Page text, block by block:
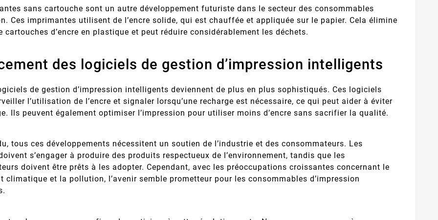
sans cartouche sont un autre développement futuriste dans le secteur des consommables
Ces imprimantes utilisent de l’encre solide, qui est chauffée et appliquée sur le papier. Cela élimine
cartouches d’encre en plastique et peut réduire considérablement les déchets.
des logiciels de gestion d’impression intelligents
de gestion d’impression intelligents deviennent de plus en plus sophistiqués. Ces logiciels
l’utilisation de l’encre et signaler lorsqu’une recharge est nécessaire, ce qui peut aider à éviter
Ils peuvent également optimiser l’impression pour utiliser moins d’encre sans sacrifier la qualité.
tous ces développements nécessitent un soutien de l’industrie et des consommateurs. Les
s’engager à produire des produits respectueux de l’environnement, tandis que les
doivent être prêts à les adopter. Cependant, avec les préoccupations croissantes concernant le
climatique et la pollution, l’avenir semble prometteur pour les consommables d’impression